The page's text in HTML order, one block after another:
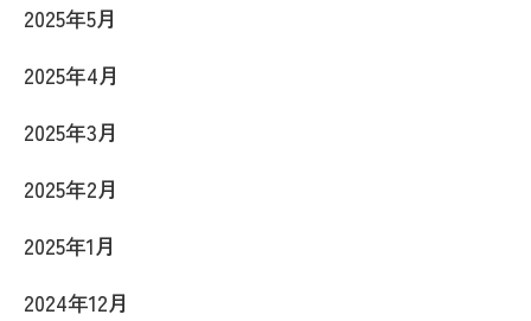
2025年5月
2025年4月
2025年3月
2025年2月
2025年1月
2024年12月